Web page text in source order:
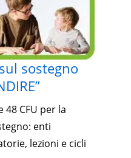
sostegno
48 CFU per la
enti
lezioni e cicli